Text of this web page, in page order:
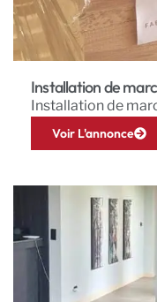
Installation de
Installation de
Voir L'annonce